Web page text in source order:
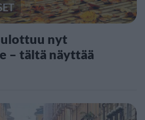
ulottuu nyt
– tältä näyttää